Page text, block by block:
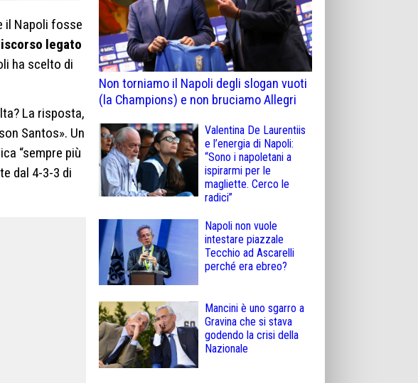
il Napoli fosse
legato
ha scelto di
La risposta,
Santos». Un
“sempre più
dal 4-3-3 di
Non torniamo il Napoli degli slogan vuoti
(la Champions) e non bruciamo Allegri
Valentina De Laurentiis
e l’energia di Napoli:
“Sono i napoletani a
ispirarmi per le
magliette. Cerco le
radici”
Napoli non vuole
intestare piazzale
Tecchio ad Ascarelli
perché era ebreo?
Mancini è uno sgarro a
Gravina che si stava
godendo la crisi della
Nazionale